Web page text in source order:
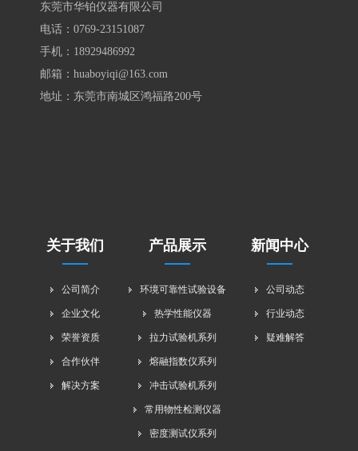
东莞市华铂仪器有限公司
电话：0769-23151087
手机：18929486992
邮箱：huaboyiqi@163.com
地址：东莞市南城区鸿福路200号
关于我们
公司简介
企业文化
荣誉资质
合作伙伴
解决方案
产品展示
环境可靠性试验设备
热学性能仪器
拉力试验机系列
熔融指数仪系列
冲击试验机系列
常用物性检测仪器
密度测试仪系列
新闻中心
公司动态
行业动态
疑难解答